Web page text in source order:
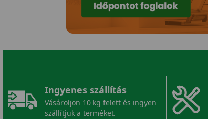
Ingyenes szállítás
Vásároljon 10 kg felett és ingyen
szállítjuk a terméket.